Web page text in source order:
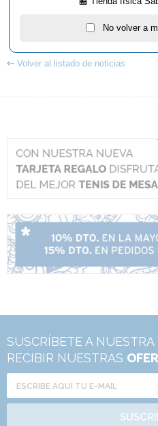
Volver al listado de noticias
SUSCRÍBETE A NUESTRA
RECIBIR NUESTRAS
No volver a